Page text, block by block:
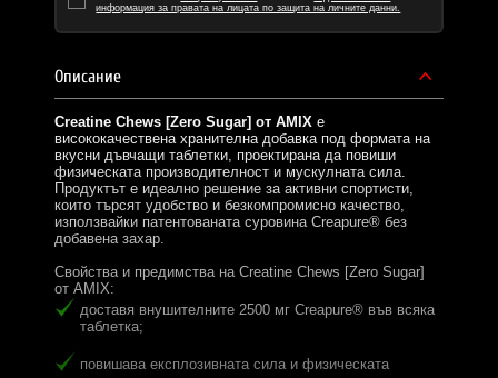
информация за правата на лицата по защита на личните данни.
Описание
Creatine Chews [Zero Sugar] от AMIX е
висококачествена хранителна добавка под формата на
вкусни дъвчащи таблетки, проектирана да повиши
физическата производителност и мускулната сила.
Продуктът е идеално решение за активни спортисти,
които търсят удобство и безкомпромисно качество,
използвайки патентованата суровина Creapure® без
добавена захар.
Свойства и предимства на Creatine Chews [Zero Sugar]
от AMIX:
доставя внушителните 2500 мг Creapure® във всяка
таблетка;
повишава експлозивната сила и физическата